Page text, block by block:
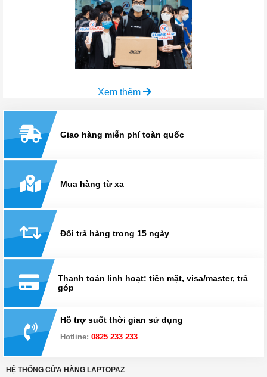
Xem thêm
Giao hàng miễn phí toàn quốc
Mua hàng từ xa
Đổi trả hàng trong 15 ngày
Thanh toán linh hoạt: tiền mặt, visa/master, trả
góp
Hỗ trợ suốt thời gian sử dụng
Hotline: 0825 233 233
HỆ THỐNG CỬA HÀNG LAPTOPAZ